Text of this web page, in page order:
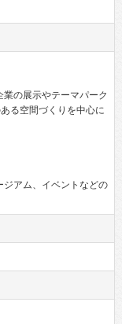
の展示やテーマパーク
る空間づくりを中心に
アム、イベントなどの